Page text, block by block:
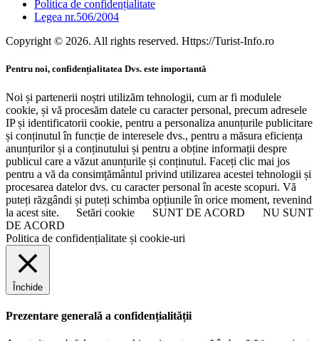
Politica de confidențialitate
Legea nr.506/2004
Copyright © 2026. All rights reserved. Https://Turist-Info.ro
Pentru noi, confidențialitatea Dvs. este importantă
Noi și partenerii noștri utilizăm tehnologii, cum ar fi modulele
cookie, și vă procesăm datele cu caracter personal, precum adresele
IP și identificatorii cookie, pentru a personaliza anunțurile publicitare
și conținutul în funcție de interesele dvs., pentru a măsura eficiența
anunțurilor și a conținutului și pentru a obține informații despre
publicul care a văzut anunțurile și conținutul. Faceți clic mai jos
pentru a vă da consimțământul privind utilizarea acestei tehnologii și
procesarea datelor dvs. cu caracter personal în aceste scopuri. Vă
puteți răzgândi și puteți schimba opțiunile în orice moment, revenind
la acest site.
Setări cookie SUNT DE ACORD
NU SUNT
DE ACORD
Politica de confidențialitate și cookie-uri
Închide
Prezentare generală a confidențialității